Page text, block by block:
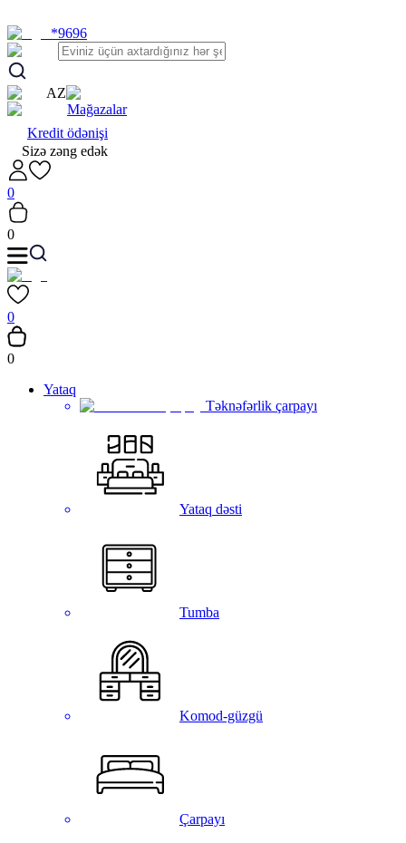
*9696
AZ
Mağazalar
Kredit ödənişi
Sizə zəng edək
0
0
0
0
Yataq
Təknəfərlik çarpayı
Yataq dəsti
Tumba
Komod-güzgü
Çarpayı